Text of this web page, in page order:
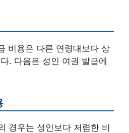
비용은 다른 연령대보다 상
. 다음은 성인 여권 발급에
경우는 성인보다 저렴한 비